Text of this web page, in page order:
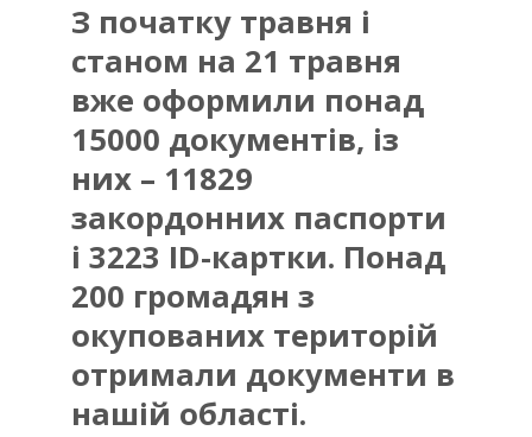
З початку травня і
станом на 21 травня
вже оформили понад
15000 документів, із
них – 11829
закордонних паспорти
і 3223 ID-картки. Понад
200 громадян з
окупованих територій
отримали документи в
нашій області.